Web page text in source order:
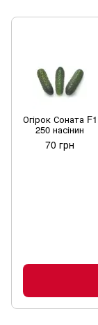
Огірок Соната F1
250 насінин
70 грн